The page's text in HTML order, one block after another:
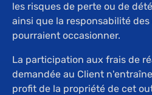
les risques de perte ou de
ainsi que la responsabilité
pourraient occasionner.
La participation aux frais de
demandée au Client
profit de la propriété de cet